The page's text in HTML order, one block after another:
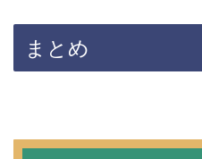
まとめ